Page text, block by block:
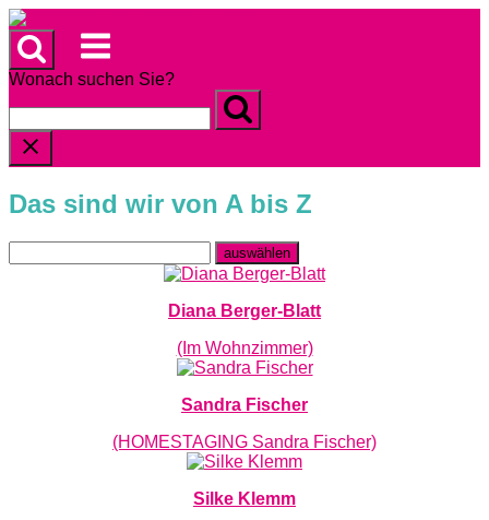
Skip
to
content
Menu
Wonach suchen Sie?
Das sind wir von A bis Z
Diana Berger-Blatt
(Im Wohnzimmer)
Sandra Fischer
(HOMESTAGING Sandra Fischer)
Silke Klemm